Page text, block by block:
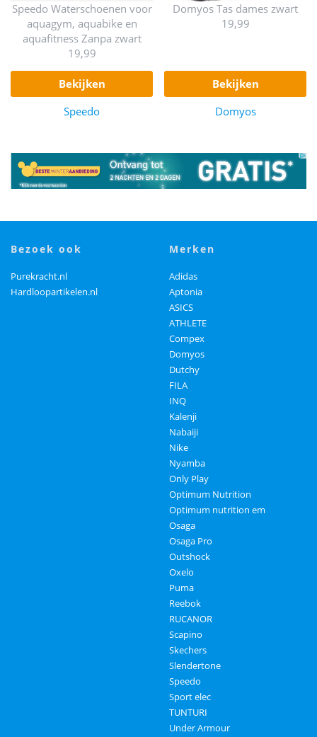
Speedo Waterschoenen voor
aquagym, aquabike en
aquafitness Zanpa zwart
19,99
bekijken
Speedo
Domyos Tas dames zwart
19,99
bekijken
Domyos
bezoek ook
Purekracht.nl
Hardloopartikelen.nl
merken
Adidas
Aptonia
ASICS
ATHLETE
Compex
Domyos
Dutchy
FILA
INQ
Kalenji
Nabaiji
Nike
Nyamba
Only Play
Optimum Nutrition
Optimum nutrition em
Osaga
Osaga Pro
Outshock
Oxelo
Puma
Reebok
RUCANOR
Scapino
Skechers
Slendertone
Speedo
Sport elec
TUNTURI
Under Armour